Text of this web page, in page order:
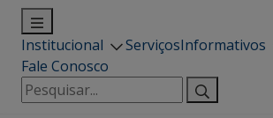
Institucional ServiçosInformativos
Fale Conosco
Pesquisar
por: